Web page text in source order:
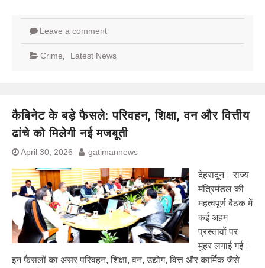
Leave a comment
Crime Latest News
कैबिनेट के बड़े फैसले: परिवहन, शिक्षा, वन और वित्तीय
ढांचे को मिलेगी नई मजबूती
April 30, 2026 gatimannews
देहरादून। राज्य
मंत्रिमंडल की
महत्वपूर्ण बैठक में
कई अहम
प्रस्तावों पर
मुहर लगाई गई।
इन फैसलों का असर परिवहन, शिक्षा, वन, उद्योग, वित्त और कार्मिक जैसे